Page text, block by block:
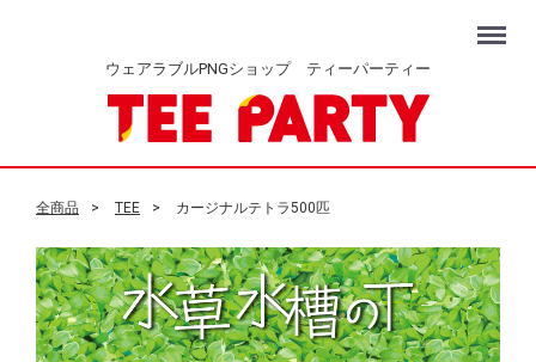
ウェアラブルPNGショップ ティーパーティー
Menu
全商品 TEE カージナルテトラ500匹